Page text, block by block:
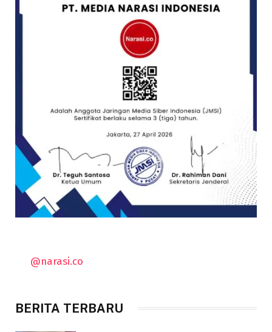
@narasi.co
BERITA TERBARU